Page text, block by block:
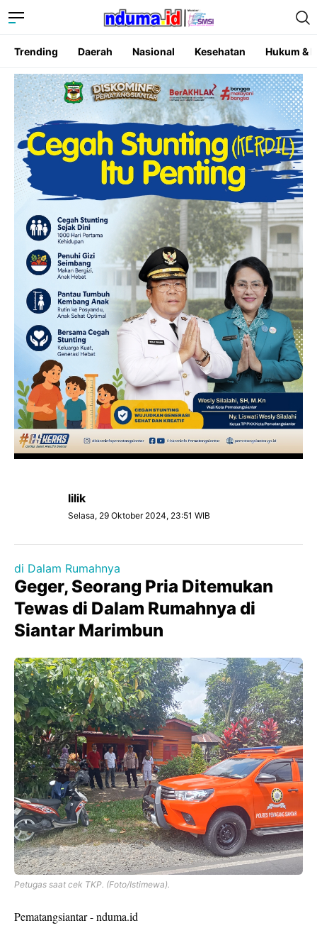
Trending Daerah Nasional Kesehatan Hukum &
lilik
Selasa, 29 Oktober 2024, 23:51 WIB
di Dalam Rumahnya
Geger, Seorang Pria Ditemukan
Tewas di Dalam Rumahnya di
Siantar Marimbun
Petugas saat cek TKP. (Foto/Istimewa).
Pematangsiantar - nduma.id